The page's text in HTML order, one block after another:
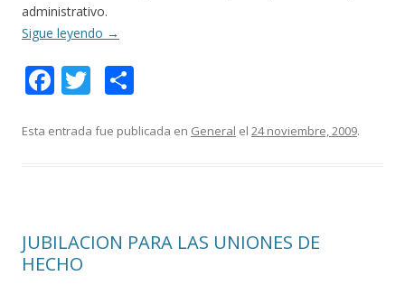
administrativo.
Sigue leyendo →
F
e
k
T
itt m
r
Esta entrada fue publicada en General el 24 noviembre, 2009.
JUBILACION PARA LAS UNIONES DE
HECHO